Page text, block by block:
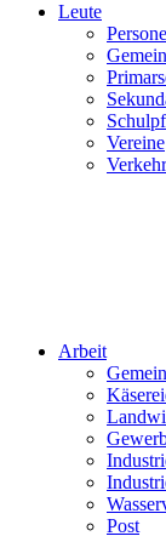
Leute
Vereine
Arbeit
Post